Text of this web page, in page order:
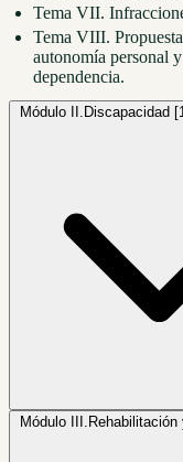
Tema VII.
Tema VIII.
autonomía personal
dependencia.
Módulo II.
Módulo III.